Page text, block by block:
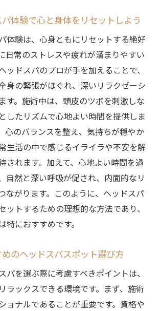
フリーな毎日を枚方市のヘッドス
パで心の安定を取り戻す方法
人気のヘッドスパスポット紹介
ス解消に効果的なヘッドスパの秘密
ヘッドスパで得られる心地よいリ
感
パで日々の悩みを軽減する
最適枚方市のおすすめヘッドスパ
ひどい方におすすめのスパ施術
ヘッドスパで肩こりを解消する理
善だけでなくリラクゼーションも
体験で心と身体をリセットしよう
体験は、心身ともにリセットする絶好
日常のストレスや疲れが溜まりやすい
ッドスパのプロが手を加えることで、
身の緊張がほぐれ、深いリラクゼーシ
す。施術中は、頭皮のツボを刺激しな
したリズムで心地よい時間を提供しま
心のバランスを整え、気持ちが穏やか
生活の中で感じるイライラや不安を解
されます。加えて、心地よい時間を過
自然と深い呼吸が促され、内面的なリ
ながります。このように、ヘッドスパ
ットするための理想的な方法であり、
におすすめです。
のヘッドスパスポット選び方
パを選ぶ際に考慮すべきポイントは、
ラックスできる環境です。まず、施術
ョナルであることが重要です。資格や